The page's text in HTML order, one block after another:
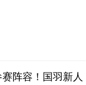
阵容！国羽新人